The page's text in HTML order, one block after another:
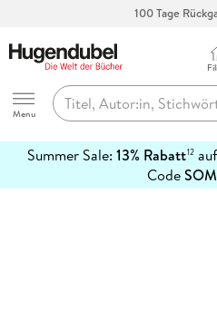
100 Tage
Hugendubel
Menu
Summer Sale: 13% Rabatt12
Code
erfahren